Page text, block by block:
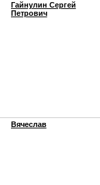
Гайнулин Сергей
Петрович
Вячеслав